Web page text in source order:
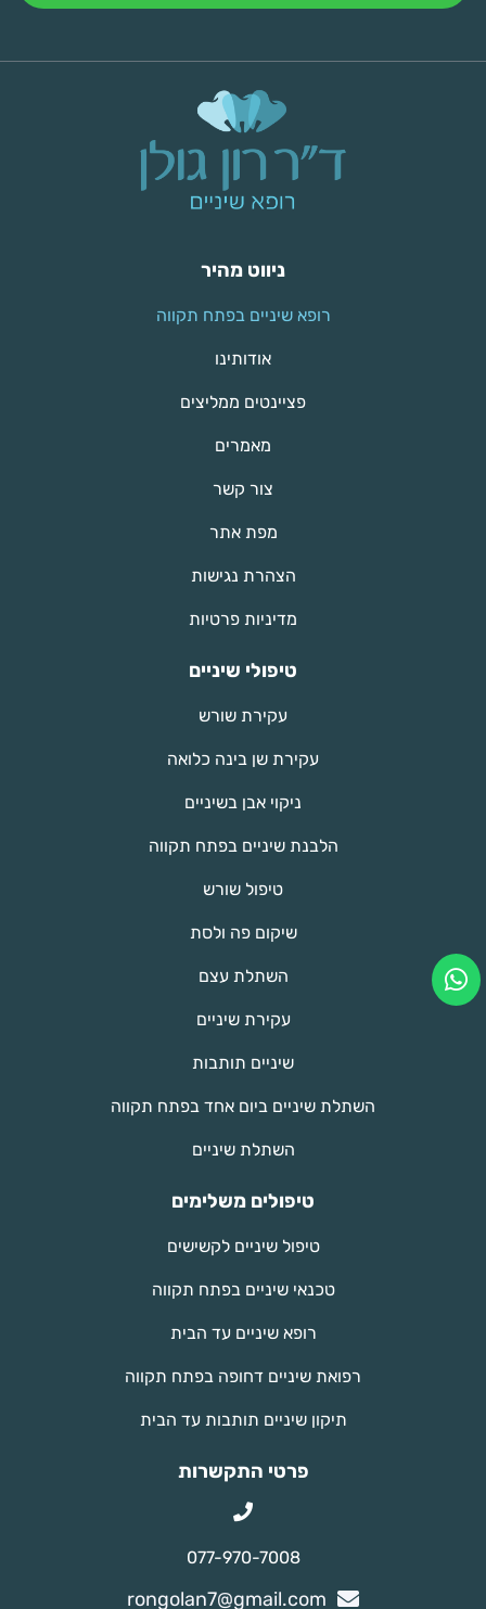
ניווט מהיר
רופא שיניים בפתח תקווה
אודותינו
פציינטים ממליצים
מאמרים
צור קשר
מפת אתר
הצהרת נגישות
מדיניות פרטיות
טיפולי שיניים
עקירת שורש
עקירת שן בינה כלואה
ניקוי אבן בשיניים
הלבנת שיניים בפתח תקווה
טיפול שורש
שיקום פה ולסת
השתלת עצם
עקירת שיניים
שיניים תותבות
השתלת שיניים ביום אחד בפתח תקווה
השתלת שיניים
טיפולים משלימים
טיפול שיניים לקשישים
טכנאי שיניים בפתח תקווה
רופא שיניים עד הבית
רפואת שיניים דחופה בפתח תקווה
תיקון שיניים תותבות עד הבית
פרטי התקשרות
077-970-7008
rongolan7@gmail.com